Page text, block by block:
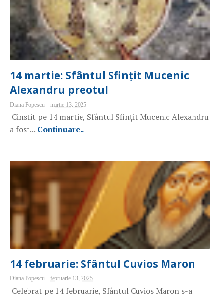
14 martie: Sfântul Sfințit Mucenic
Alexandru preotul
Diana Popescu martie 13, 2025
Cinstit pe 14 martie, Sfântul Sfințit Mucenic Alexandru
a fost... Continuare..
14 februarie: Sfântul Cuvios Maron
Diana Popescu februarie 13, 2025
Celebrat pe 14 februarie, Sfântul Cuvios Maron s-a